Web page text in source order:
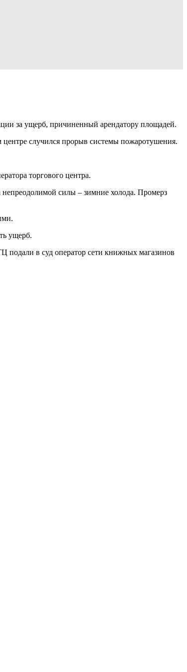
за ущерб, причиненный арендатору площадей.
центре случился прорыв системы пожаротушения.
торгового центра.
непреодолимой силы – зимние холода. Промерз
ущерб.
подали в суд оператор сети книжных магазинов